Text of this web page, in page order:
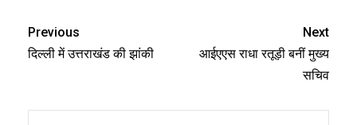
Previous
दिल्ली में उत्तराखंड की झांकी
Next
आईएएस राधा रतूड़ी बनीं मुख्य
सचिव